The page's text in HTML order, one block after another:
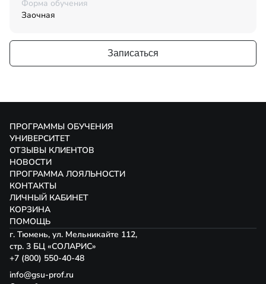
Форма обучения
Заочная
Записаться
ПРОГРАММЫ ОБУЧЕНИЯ
УНИВЕРСИТЕТ
ОТЗЫВЫ КЛИЕНТОВ
НОВОСТИ
ПРОГРАММА ЛОЯЛЬНОСТИ
КОНТАКТЫ
ЛИЧНЫЙ КАБИНЕТ
КОРЗИНА
ПОМОЩЬ
г. Тюмень, ул. Мельникайте 112,
стр. 3 БЦ «СОЛАРИС»
+7 (800) 550-40-48
info@gsu-prof.ru